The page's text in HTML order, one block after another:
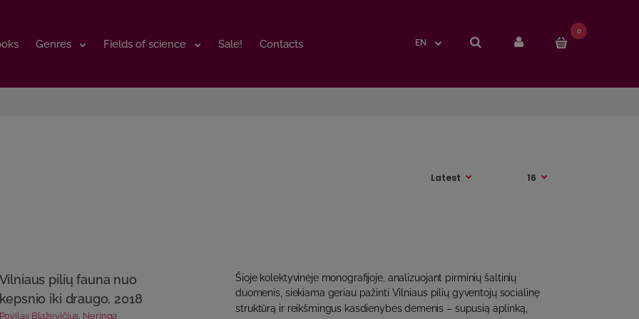
Genres Fields of science Sale! Contacts EN
0
Genres Fields of science Sale! Contacts EN
0
Vilniaus pilių fauna nuo
kepsnio iki draugo, 2018
Povilas Blaževičius Neringa
Šioje kolektyvinėje monografijoje, analizuojant pirminių šaltinių
duomenis, siekiama geriau pažinti Vilniaus pilių gyventojų socialinę
struktūrą ir reikšmingus kasdienybės dėmenis – supusią aplinką,